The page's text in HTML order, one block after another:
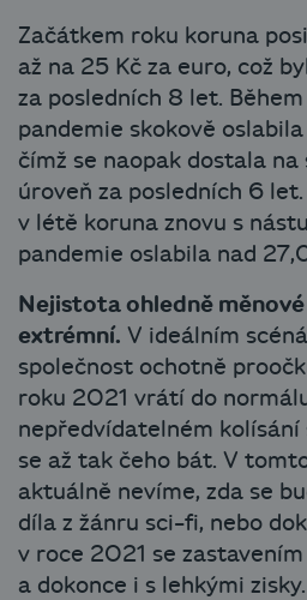
Začátkem roku koruna
až na 25 Kč za euro, což
za posledních 8 let.
pandemie skokově
čímž se naopak dostala na
úroveň za posledních 6
v létě koruna znovu s
pandemie oslabila nad
Nejistota ohledně
extrémní. V ideálním
společnost ochotně
roku 2021 vrátí do
nepředvídatelném kolísání
se až tak čeho bát. V
aktuálně nevíme, zda se
díla z žánru sci-fi, nebo
v roce 2021 se
a dokonce i s lehkými